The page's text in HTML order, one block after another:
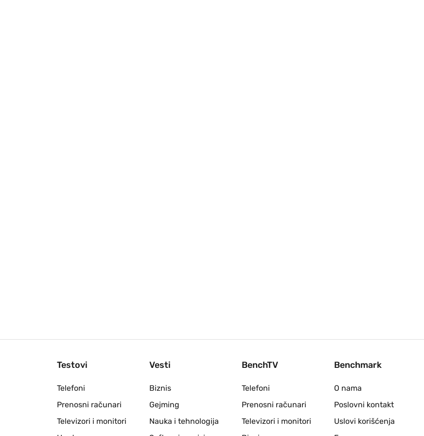
Testovi
Telefoni
Prenosni računari
Televizori i monitori
Vesti
Biznis
Gejming
Nauka i tehnologija
BenchTV
Telefoni
Prenosni računari
Televizori i monitori
Benchmark
O nama
Poslovni kontakt
Uslovi korišćenja